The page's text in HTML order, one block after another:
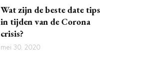
Wat zijn de beste date tips
in tijden van de Corona
crisis?
mei 30, 2020